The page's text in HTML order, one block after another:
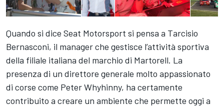
Quando si dice Seat Motorsport si pensa a Tarcisio
Bernasconi, il manager che gestisce l’attività sportiva
della filiale italiana del marchio di Martorell. La
presenza di un direttore generale molto appassionato
di corse come Peter Whyhinny, ha certamente
contribuito a creare un ambiente che permette oggi a